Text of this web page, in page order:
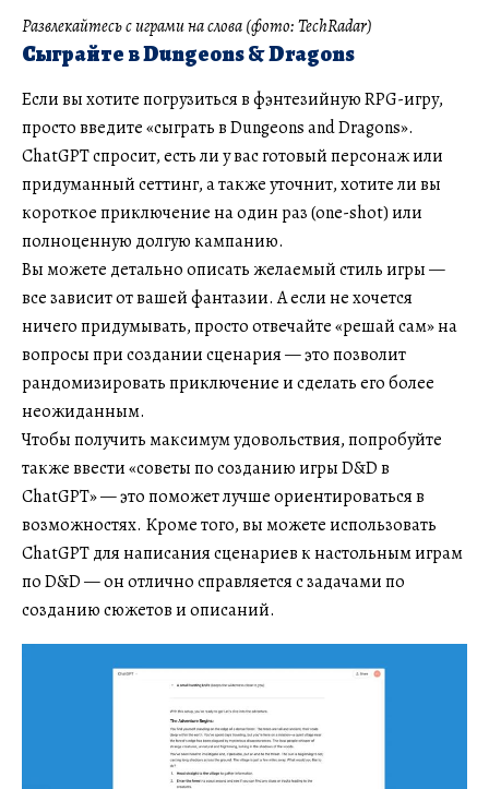
Развлекайтесь с играми на слова (фото: TechRadar)
Сыграйте в Dungeons & Dragons
Если вы хотите погрузиться в фэнтезийную RPG-игру,
просто введите «сыграть в Dungeons and Dragons».
ChatGPT спросит, есть ли у вас готовый персонаж или
придуманный сеттинг, а также уточнит, хотите ли вы
короткое приключение на один раз (one-shot) или
полноценную долгую кампанию.
Вы можете детально описать желаемый стиль игры —
все зависит от вашей фантазии. А если не хочется
ничего придумывать, просто отвечайте «решай сам» на
вопросы при создании сценария — это позволит
рандомизировать приключение и сделать его более
неожиданным.
Чтобы получить максимум удовольствия, попробуйте
также ввести «советы по созданию игры D&D в
ChatGPT» — это поможет лучше ориентироваться в
возможностях. Кроме того, вы можете использовать
ChatGPT для написания сценариев к настольным играм
по D&D — он отлично справляется с задачами по
созданию сюжетов и описаний.